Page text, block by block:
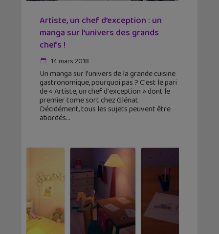
Artiste, un chef d’exception : un
manga sur l’univers des grands
chefs !
14 mars 2018
Un manga sur l'univers de la grande cuisine
gastronomique, pourquoi pas ? C'est le pari
de « Artiste, un chef d'exception » dont le
premier tome sort chez Glénat.
Décidément, tous les sujets peuvent être
abordés